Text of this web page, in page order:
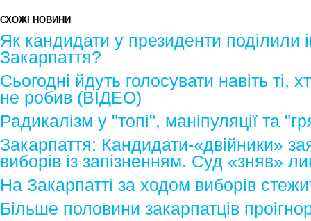
СХОЖІ НОВИНИ
Як кандидати у президенти поділили
Закарпаття?
Сьогодні йдуть голосувати навіть ті,
не робив (ВІДЕО)
Радикалізм у "топі", маніпуляції та
Закарпаття: Кандидати-«двійники»
виборів із запізненням. Суд «зняв»
На Закарпатті за ходом виборів
Більше половини закарпатців